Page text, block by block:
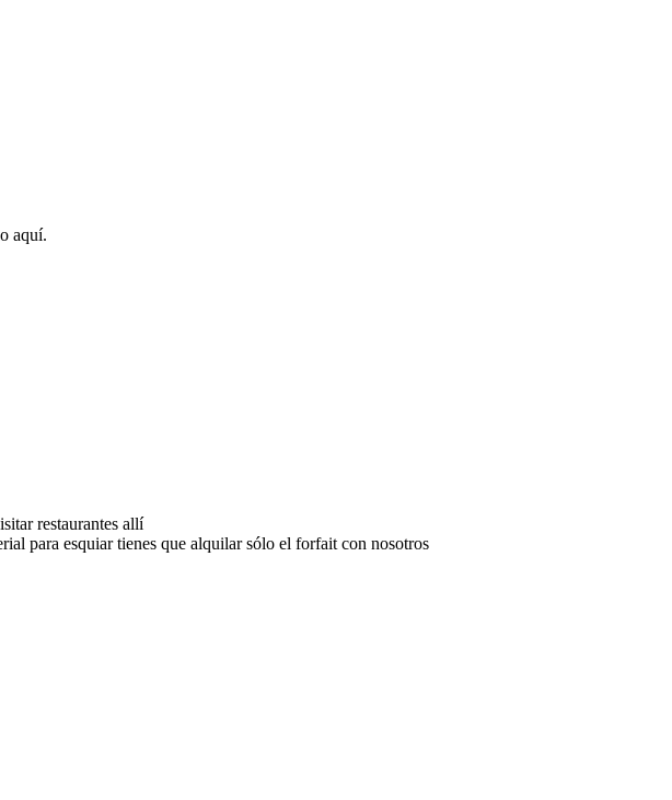
aquí.
restaurantes allí
para esquiar tienes que alquilar sólo el forfait con nosotros